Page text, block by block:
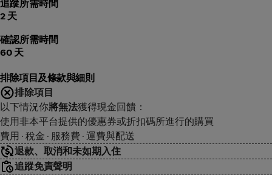
追蹤所需時間
2 天
確認所需時間
60 天
排除項目及條款與細則
排除項目
以下情況你將無法獲得現金回饋：
使用非本平台提供的優惠券或折扣碼所進行的購買
費用 · 稅金 · 服務費 · 運費與配送
退款、取消和未如期入住
追蹤免責聲明